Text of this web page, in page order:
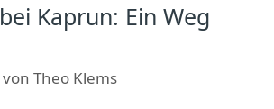
Kaprun: Ein Weg
von Theo Klems